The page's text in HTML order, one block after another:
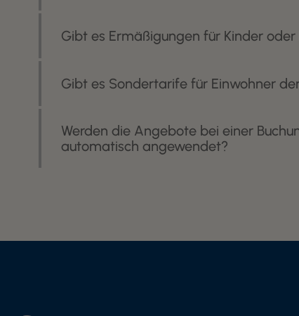
Gibt es Ermäßigungen für Kinder oder
Gibt es Sondertarife für Einwohner
Werden die Angebote bei einer
automatisch angewendet?